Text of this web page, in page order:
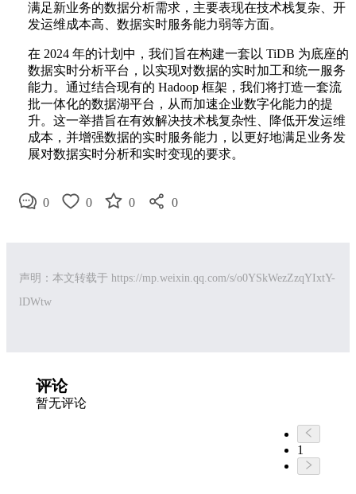
满足新业务的数据分析需求，主要表现在技术栈复杂、开
发运维成本高、数据实时服务能力弱等方面。
在 2024 年的计划中，我们旨在构建一套以 TiDB 为底座的
数据实时分析平台，以实现对数据的实时加工和统一服务
能力。通过结合现有的 Hadoop 框架，我们将打造一套流
批一体化的数据湖平台，从而加速企业数字化能力的提
升。这一举措旨在有效解决技术栈复杂性、降低开发运维
成本，并增强数据的实时服务能力，以更好地满足业务发
展对数据实时分析和实时变现的要求。
0 0 0 0
声明：本文转载于 https://mp.weixin.qq.com/s/o0YSkWezZzqYIxtY-
lDWtw
评论
暂无评论
1